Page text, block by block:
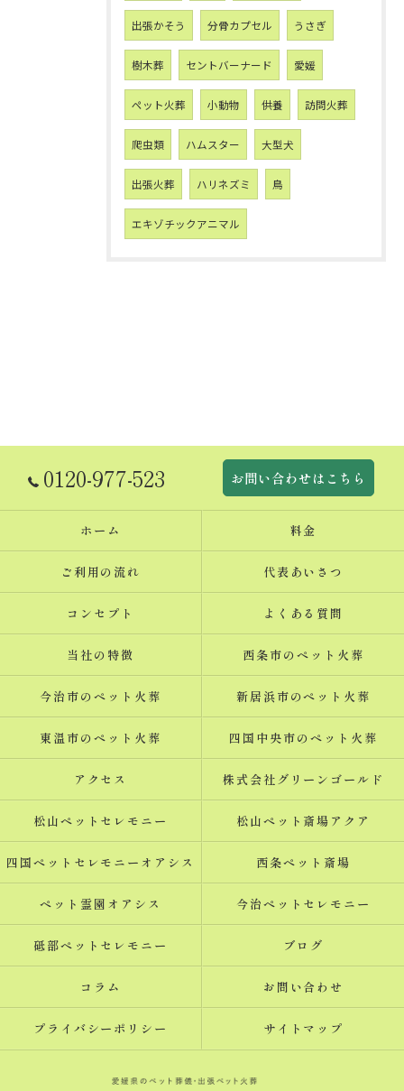
出張かそう 分骨カプセル うさぎ
樹木葬 セントバーナード 愛媛
ペット火葬 小動物 供養 訪問火葬
爬虫類 ハムスター 大型犬
出張火葬 ハリネズミ 鳥
エキゾチックアニマル
0120-977-523 お問い合わせはこちら
ホーム 料金
ご利用の流れ 代表あいさつ
コンセプト よくある質問
当社の特徴 西条市のペット火葬
今治市のペット火葬 新居浜市のペット火葬
東温市のペット火葬 四国中央市のペット火葬
アクセス 株式会社グリーンゴールド
松山ペットセレモニー 松山ペット斎場アクア
四国ペットセレモニーオアシス 西条ペット斎場
ペット霊園オアシス 今治ペットセレモニー
砥部ペットセレモニー ブログ
コラム お問い合わせ
プライバシーポリシー サイトマップ